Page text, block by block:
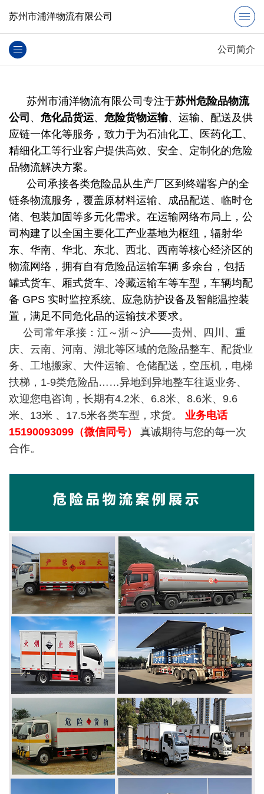
苏州市浦洋物流有限公司
公司简介
苏州市浦洋物流有限公司专注于苏州危险品物流
公司 、 危化品货运、 危险货物运输、运输、配送及供
应链一体化等服务 ，致力于为石油化工、医药化工、
精细化工等行业客户提供高效、安全、定制化的危险
品物流解决方案。​
公司承接各类危险品从生产厂区到终端客户的全
链条物流服务，覆盖原材料运输、成品配送、临时仓
储、包装加固等多元化需求。​在运输网络布局上，公
司构建了以全国主要化工产业基地为枢纽，辐射华
东、华南、华北、东北、西北、西南等核心经济区的
物流网络，拥有自有危险品运输车辆 多余台，包括
罐式货车、厢式货车、冷藏运输车等车型，车辆均配
备 GPS 实时监控系统、应急防护设备及智能温控装
置，满足不同危化品的运输技术要求。
公司常年承接：江～浙～沪——贵州、四川、重
庆、云南、河南、湖北等区域的危险品整车、配货业
务、工地搬家、大件运输、仓储配送，空压机，电梯
扶梯，1-9类危险品……异地到异地整车往返业务、
欢迎您电咨询，长期有4.2米、6.8米、8.6米、9.6
米、13米 、17.5米各类车型，求货。 业务电话
15190093099（微信同号）
真诚期待与您的每一次
合作。